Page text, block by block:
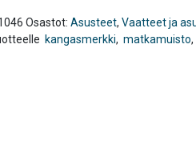
Osastot: Asusteet, Vaatteet ja
kangasmerkki, matkamuisto,